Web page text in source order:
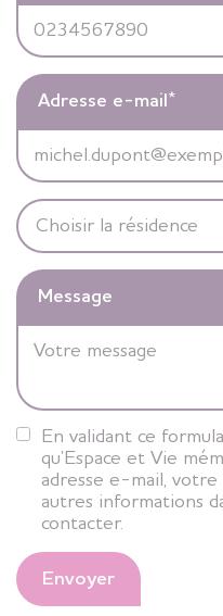
Adresse e-mail *
Message
En validant ce
qu’Espace et Vie
adresse e-mail,
autres informations
contacter.
Envoyer